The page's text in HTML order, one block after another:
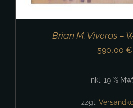
Brian M. Viveros –
590,00 €
inkl. 19 %
zzgl.